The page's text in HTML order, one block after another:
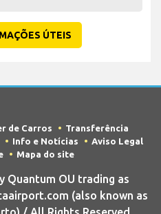
ÚTEIS
de Carros
Transferência
Info e Notícias
Aviso Legal
Mapa do site
Quantum OU trading as
(also known as